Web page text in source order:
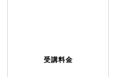
受講料金